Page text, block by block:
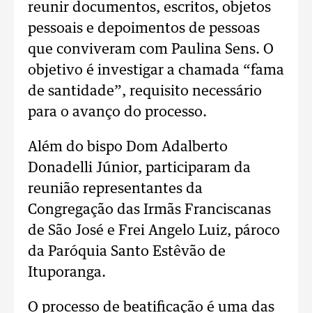
reunir documentos, escritos, objetos
pessoais e depoimentos de pessoas
que conviveram com Paulina Sens. O
objetivo é investigar a chamada “fama
de santidade”, requisito necessário
para o avanço do processo.
Além do bispo Dom Adalberto
Donadelli Júnior, participaram da
reunião representantes da
Congregação das Irmãs Franciscanas
de São José e Frei Angelo Luiz, pároco
da Paróquia Santo Estêvão de
Ituporanga.
O processo de beatificação é uma das